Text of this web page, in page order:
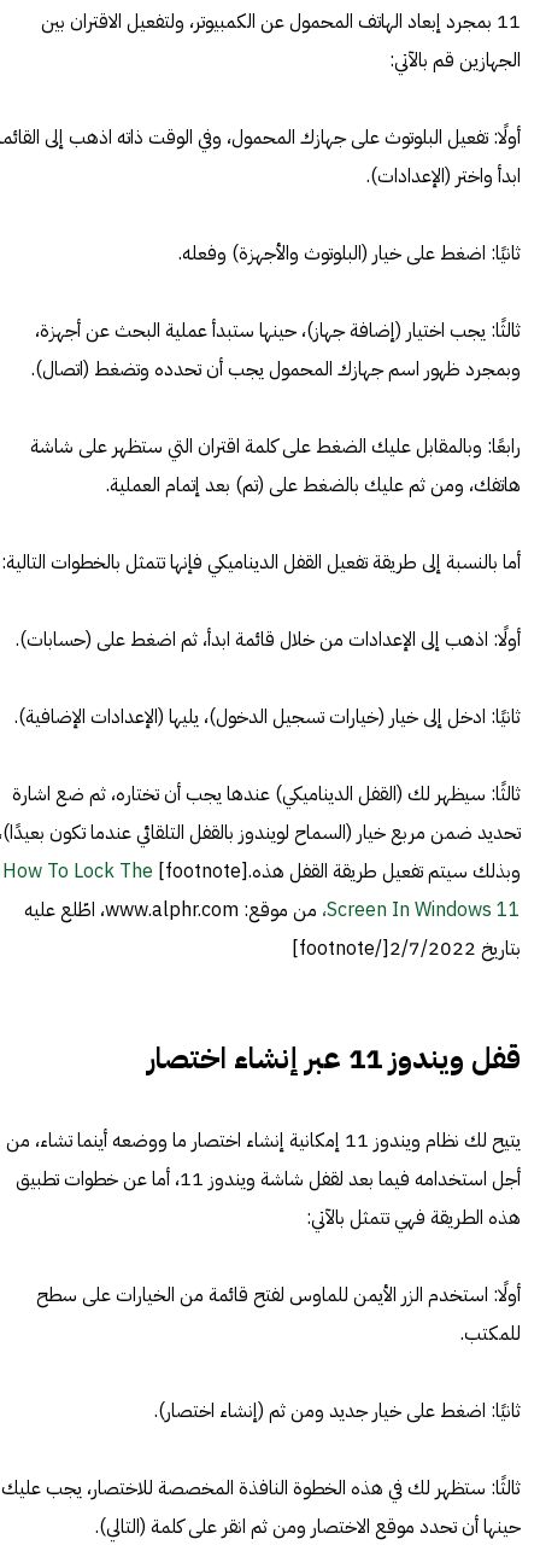
11 بمجرد إبعاد الهاتف المحمول عن الكمبيوتر، ولتفعيل الاقتران بين
الجهازين قم بالآتي:
أولًا: تفعيل البلوتوث على جهازك المحمول، وفي الوقت ذاته اذهب إلى
ابدأ واختر (الإعدادات).
ثانيًا: اضغط على خيار (البلوتوث والأجهزة) وفعله.
ثالثًا: يجب اختيار (إضافة جهاز)، حينها ستبدأ عملية البحث عن أجهزة،
وبمجرد ظهور اسم جهازك المحمول يجب أن تحدده وتضغط (اتصال).
رابعًا: وبالمقابل عليك الضغط على كلمة اقتران التي ستظهر على شاشة
هاتفك، ومن ثم عليك بالضغط على (تم) بعد إتمام العملية.
أما بالنسبة إلى طريقة تفعيل القفل الديناميكي فإنها تتمثل بالخطوات التالية:
أولًا: اذهب إلى الإعدادات من خلال قائمة ابدأ، ثم اضغط على (حسابات).
ثانيًا: ادخل إلى خيار (خيارات تسجيل الدخول)، يليها (الإعدادات الإضافية).
ثالثًا: سيظهر لك (القفل الديناميكي) عندها يجب أن تختاره، ثم ضع اشارة
تحديد ضمن مربع خيار (السماح لويندوز بالقفل التلقائي عندما تكون
وبذلك سيتم تفعيل طريقة القفل هذه.[footnote]
How To Lock The
Screen In Windows 11،
من موقع: www.alphr.com، اطّلع عليه
بتاريخ 2/7/2022[/footnote]
قفل ويندوز 11 عبر إنشاء اختصار
يتيح لك نظام ويندوز 11 إمكانية إنشاء اختصار ما ووضعه أينما تشاء، من
أجل استخدامه فيما بعد لقفل شاشة ويندوز 11، أما عن خطوات تطبيق
هذه الطريقة فهي تتمثل بالآتي:
أولًا: استخدم الزر الأيمن للماوس لفتح قائمة من الخيارات على سطح
للمكتب.
ثانيًا: اضغط على خيار جديد ومن ثم (إنشاء اختصار).
ثالثًا: ستظهر لك في هذه الخطوة النافذة المخصصة للاختصار، يجب عليك
حينها أن تحدد موقع الاختصار ومن ثم انقر على كلمة (التالي).